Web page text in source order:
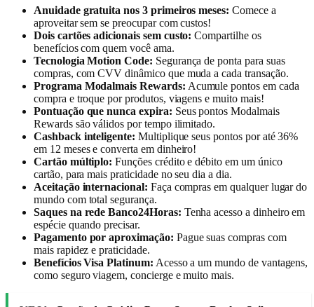
Anuidade gratuita nos 3 primeiros meses: Comece a
aproveitar sem se preocupar com custos!
Dois cartões adicionais sem custo: Compartilhe os
benefícios com quem você ama.
Tecnologia Motion Code: Segurança de ponta para suas
compras, com CVV dinâmico que muda a cada transação.
Programa Modalmais Rewards: Acumule pontos em cada
compra e troque por produtos, viagens e muito mais!
Pontuação que nunca expira: Seus pontos Modalmais
Rewards são válidos por tempo ilimitado.
Cashback inteligente: Multiplique seus pontos por até 36%
em 12 meses e converta em dinheiro!
Cartão múltiplo: Funções crédito e débito em um único
cartão, para mais praticidade no seu dia a dia.
Aceitação internacional: Faça compras em qualquer lugar do
mundo com total segurança.
Saques na rede Banco24Horas: Tenha acesso a dinheiro em
espécie quando precisar.
Pagamento por aproximação: Pague suas compras com
mais rapidez e praticidade.
Benefícios Visa Platinum: Acesso a um mundo de vantagens,
como seguro viagem, concierge e muito mais.